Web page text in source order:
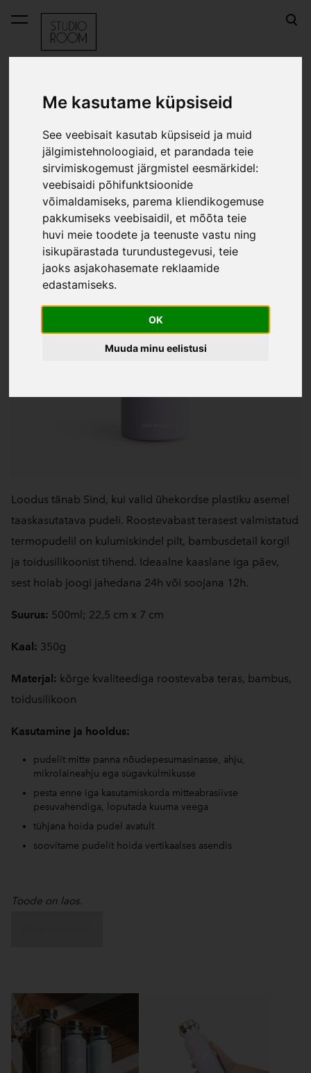
Me kasutame küpsiseid
See veebisait kasutab küpsiseid ja muid
jälgimistehnoloogiaid, et parandada teie
sirvimiskogemust järgmistel eesmärkidel:
veebisaidi põhifunktsioonide
võimaldamiseks, parema kliendikogemuse
pakkumiseks veebisaidil,et mõõta teie
huvi meie toodete ja teenuste vastu ning
isikupärastada turundustegevusi,teie
jaoks asjakohasemate reklaamide
edastamiseks.
OK
Muuda minu eelistusi
lisati ostukorvi.
OUTLET Joogipudel Provence - lavendel
Joogipudel Provence - lavendel
Loodus tänab Sind, kui valid ühekordse plastiku asemel
taaskasutatava pudeli. Roostevabast terasest valmistatud
termopudelil on kulumiskindel pilt, bambusdetail korgil
ja toidusilikoonist tihend. Ideaalne kaaslane iga päev,
sest hoiab joogi jahedana 24h või soojana 12h.
Suurus: 500ml; 22,5 cm x 7 cm
Kaal: 350g
Materjal: kõrge kvaliteediga roostevaba teras, bambus,
toidusilikoon
Kasutamine ja hooldus:
pudelit mitte panna nõudepesumasinasse, ahju,
mikrolaineahju ega sügavkülmikusse
pesta enne iga kasutamiskorda mitteabrasiivse
pesuvahendiga, loputada kuuma veega
tühjana hoida pudel avatult
soovitame pudelit hoida vertikaalses asendis
Toode on laos.